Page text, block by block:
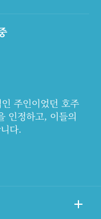
주인이었던 호주
인정하고, 이들의
다.